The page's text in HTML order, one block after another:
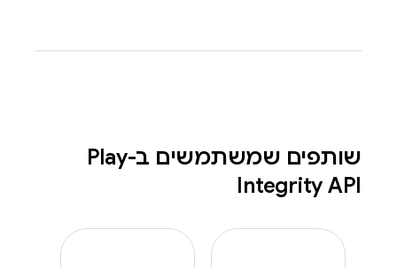
שותפים שמשתמשים ב-Play
Integrity API